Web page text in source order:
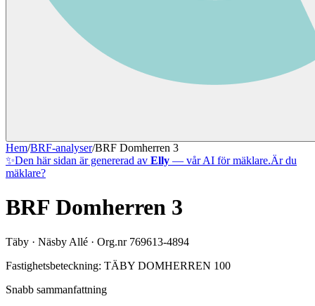
Hem/BRF-analyser/BRF Domherren 3
✨Den här sidan är genererad av Elly — vår AI för mäklare.Är du
mäklare?
BRF Domherren 3
Täby · Näsby Allé · Org.nr 769613-4894
Fastighetsbeteckning: TÄBY DOMHERREN 100
Snabb sammanfattning